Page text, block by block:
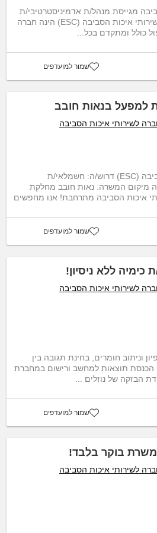
מגייסת מנהל/ת אדמיניסטרטיבי/ת
לסמנכ"ל שיקום. החברה לשירותי איכות הסביבה (ESC) הינה חברה
כולל ומתקדם בכל...
שמור למועדפים
למפעל בנאות חובב
לשירותי איכות הסביבה
לחברה לשירותי איכות הסביבה (ESC) דרוש/ה: חשמלאי/ת
מוסמך/ת למחלקת האחזקה מיקום המשרה: נאות חובב מחלקת
האחזקה של החברה לשירותי איכות הסביבה מתרחבת! אנו מחפשים
שמור למועדפים
כימיה ללא ניסיון!
לשירותי איכות הסביבה
וניתוב חומרים, בחינת תגובה בין
הכנסת תוצאות למחשב ורישום במחברת
הבזקה של נוזלים ...
שמור למועדפים
בוקר בלבד!
לשירותי איכות הסביבה